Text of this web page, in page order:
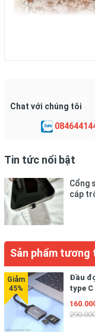
Thiết kế trang nhã,
chiếm nhiều diện
tiện lợi tối đa cho
trung, sang trọng .
Chat với chúng tôi
Tin tức nổi bật
Cổng
cáp
Sản phẩm tương
Đầu
type C